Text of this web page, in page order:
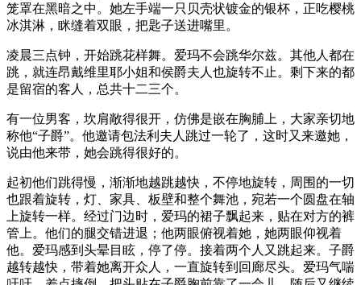
笼罩在黑暗之中。她左手端一只贝壳状镀金的银杯，正吃樱桃
冰淇淋，眯缝着双眼，把匙子送进嘴里。
凌晨三点钟，开始跳花样舞。爱玛不会跳华尔兹。其他人都在
跳，就连昂戴维里耶小姐和侯爵夫人也旋转不止。剩下来的都
是留宿的客人，总共十二三个。
有一位男客，坎肩敞得很开，仿佛是嵌在胸脯上，大家亲切地
称他“子爵”。他邀请包法利夫人跳过一轮了，这时又来邀她，
说由他来带，她会跳得很好的。
起初他们跳得慢，渐渐地越跳越快，不停地旋转，周围的一切
也跟着旋转，灯、家具、板壁和整个舞池，宛若一个圆盘在轴
上旋转一样。经过门边时，爱玛的裙子飘起来，贴在对方的裤
管上。他们的腿交错进退；他两眼俯视着她，她两眼仰视着
他。爱玛感到头晕目眩，停了停。接着两个人又跳起来。子爵
越转越快，带着她离开众人，一直旋转到回廊尽头。爱玛气喘